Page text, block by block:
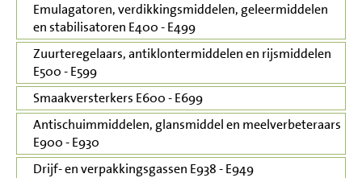
Emulagatoren, verdikkingsmiddelen, geleermiddelen
en stabilisatoren E400 - E499
Zuurteregelaars, antiklontermiddelen en rijsmiddelen
E500 - E599
Smaakversterkers E600 - E699
Antischuimmiddelen, glansmiddel en meelverbeteraars
E900 - E930
Drijf- en verpakkingsgassen E938 - E949